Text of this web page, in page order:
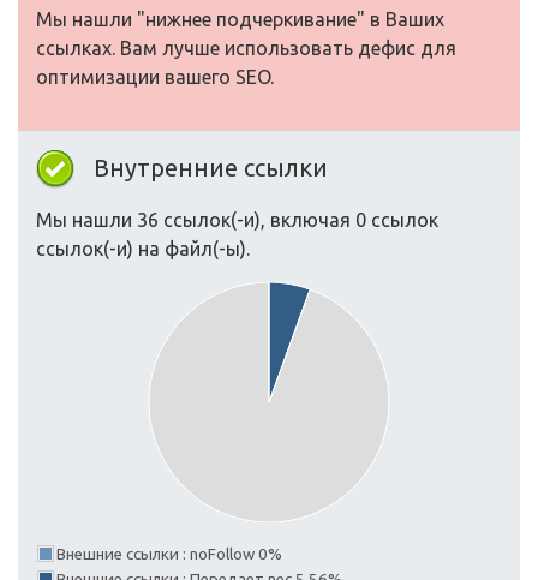
Мы нашли "нижнее подчеркивание" в Ваших
ссылках. Вам лучше использовать дефис для
оптимизации вашего SEO.
Внутренние ссылки
Мы нашли 36 ссылок(-и), включая 0 ссылок
ссылок(-и) на файл(-ы).
Внешние ссылки : noFollow 0%